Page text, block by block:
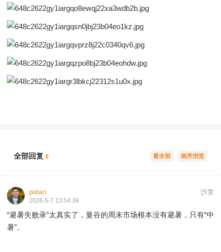
倒序浏览
看全部
全部回复 6
沙发
pidan
2026-5-7 13:54:39
“避暑失败录”太真实了，曼谷的周末市场根本没有避暑，只有“中
暑”。